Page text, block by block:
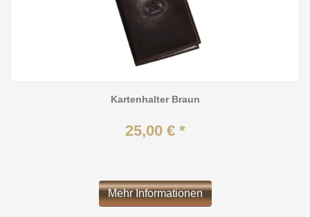
Kartenhalter Braun
25,00 € *
Mehr Informationen